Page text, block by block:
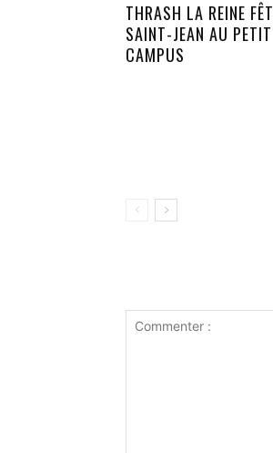
THRASH LA REINE
SAINT-JEAN AU PETIT
CAMPUS